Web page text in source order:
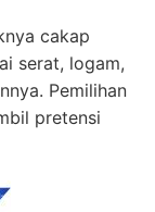
cakap
serat, logam,
Pemilihan
pretensi